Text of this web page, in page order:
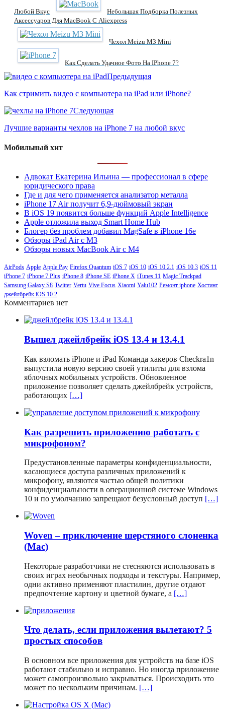
Любой Вкус
Небольшая Подборка Полезных
Аксессуаров Для MacBook С Aliexpress
Чехол Meizu M3 Mini
Как Сделать Удачное Фото На IPhone 7?
Предыдущая
Как стримить видео с компьютера на iPad или iPhone?
Следующая
Лучшие варианты чехлов на iPhone 7 на любой вкус
Мобильный хит
Адвокат Екатерина Ильина — профессионал в сфере
юридического права
Где и для чего применяется анализатор металла
iPhone 17 Air получит 6,9-дюймовый экран
В iOS 19 появится больше функций Apple Intelligence
Apple отложила выход Smart Home Hub
Блогер без проблем добавил MagSafe в iPhone 16e
Обзоры iPad Air с M3
Обзоры новых MacBook Air с M4
AirPods Apple Apple Pay Firefox Quantum iOS 7 iOS 10 iOS 10.2.1 iOS 10.3 iOS 11
iPhone 7 iPhone 7 Plus iPhone 8 iPhone SE iPhone X iTunes 11 Magic Trackpad
Samsung Galaxy S8 Twitter Vertu Vive Focus Xiaomi Yalu102 Ремонт iphone Хостинг
джейлбрейк iOS 10.2
Комментариев нет
Вышел джейлбрейк iOS 13.4 и 13.4.1
Как взломать iPhone и iPad Команда хакеров Checkra1n
выпустила новую версию своей утилиты для взлома
яблочных мобильных устройств. Обновленное
приложение позволяет сделать джейлбрейк устройств,
работающих […]
Как разрешить приложению работать с
микрофоном?
Предустановленные параметры конфиденциальности,
касающиеся доступа различных приложений к
микрофону, являются частью общей политики
конфиденциальности в операционной системе Windows
10 и по умолчанию запрещают безусловный доступ […]
Woven – приключение шерстяного слоненка
(Mac)
Некоторые разработчики не стесняются использовать в
своих играх необычных подходы и текстуры. Например,
одни активно применяют пластилин, другие отдают
предпочтение картону и цветной бумаге, а […]
Что делать, если приложения вылетают? 5
простых способов
В основном все приложения для устройств на базе iOS
работают стабильно и исправно. Но иногда приложение
может самопроизвольно закрываться. Происходить это
может по нескольким причинам. […]